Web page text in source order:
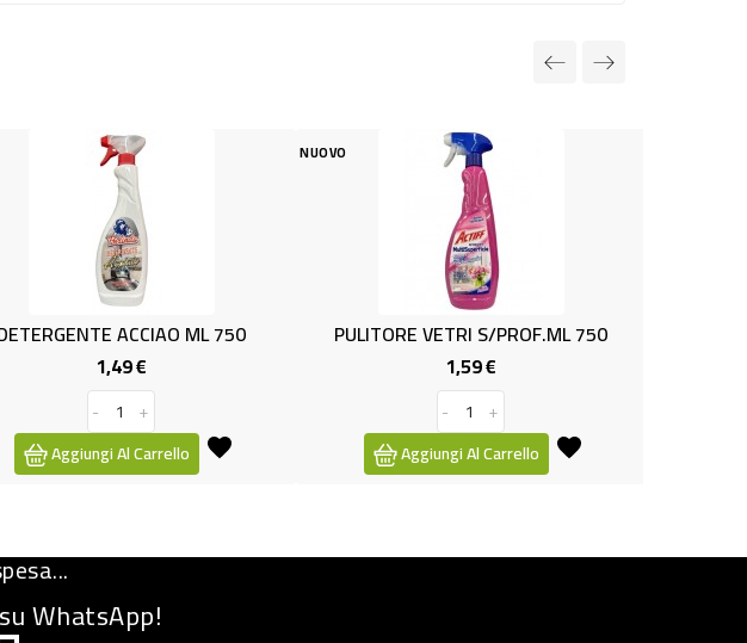
NUOVO
PULITORE VETRI S/PROF.ML 750
Aggiungi Al Carrello
NUOVO
SGRASSATORE LIMONE IONIX ML750
Aggiungi Al Carrello
WhatsApp!